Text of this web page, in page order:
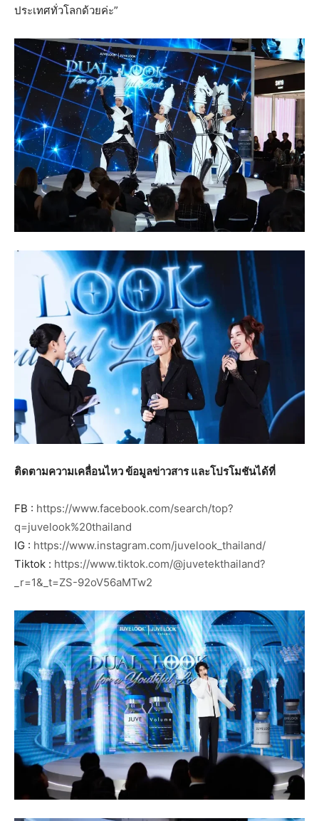
ประเทศทั่วโลกด้วยค่ะ”
ติดตามความเคลื่อนไหว ข้อมูลข่าวสาร และโปรโมชันได้ที่
FB : https://www.facebook.com/search/top?
q=juvelook%20thailand
IG : https://www.instagram.com/juvelook_thailand/
Tiktok : https://www.tiktok.com/@juvetekthailand?
_r=1&_t=ZS-92oV56aMTw2